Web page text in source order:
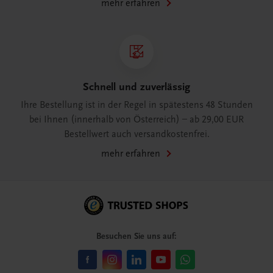
mehr erfahren
Schnell und zuverlässig
Ihre Bestellung ist in der Regel in spätestens 48 Stunden
bei Ihnen (innerhalb von Österreich) – ab 29,00 EUR
Bestellwert auch versandkostenfrei.
mehr erfahren
Besuchen Sie uns auf: